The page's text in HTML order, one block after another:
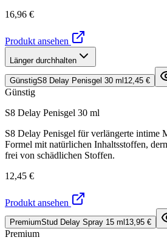
16,96 €
Produkt ansehen
Länger durchhalten
GünstigS8 Delay Penisgel 30 ml 12,45 €
Günstig
S8 Delay Penisgel 30 ml
S8 Delay Penisgel für verlängerte intime
Formel mit natürlichen Inhaltsstoffen,
frei von schädlichen Stoffen.
12,45 €
Produkt ansehen
PremiumStud Delay Spray 15 ml 13,95 €
Premium